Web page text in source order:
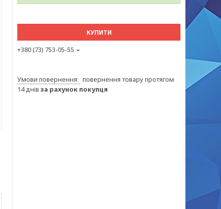
КУПИТИ
+380 (73) 753-05-55
повернення товару протягом
14 днів за рахунок покупця